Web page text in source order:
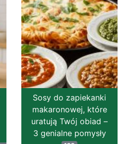
Sosy do zapiekanki
makaronowej, które
uratują Twój obiad –
3 genialne pomysły